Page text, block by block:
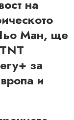
на
Ман, ще
за
и